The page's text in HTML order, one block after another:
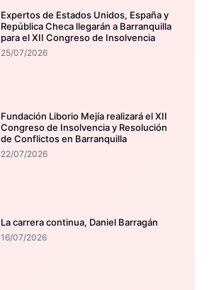
Expertos de Estados Unidos, España y
República Checa llegarán a Barranquilla
para el XII Congreso de Insolvencia
25/07/2026
Fundación Liborio Mejía realizará el XII
Congreso de Insolvencia y Resolución
de Conflictos en Barranquilla
22/07/2026
La carrera continua, Daniel Barragán
16/07/2026